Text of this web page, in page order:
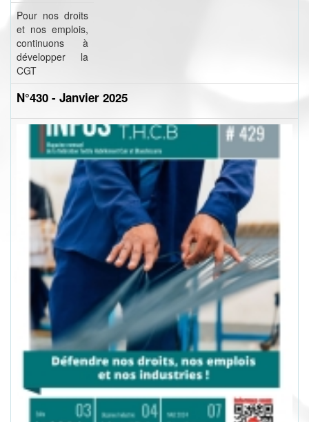
Pour nos droits
et nos emplois,
continuons à
développer la
CGT
N°430 - Janvier 2025